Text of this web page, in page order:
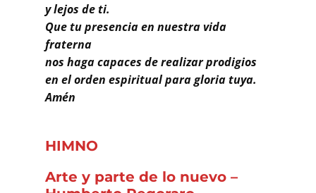
y lejos de ti.
Que tu presencia en nuestra vida
fraterna
nos haga capaces de realizar prodigios
en el orden espiritual para gloria tuya.
Amén
HIMNO
Arte y parte de lo nuevo –